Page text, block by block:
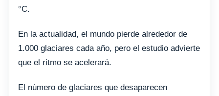
°C.
En la actualidad, el mundo pierde alrededor de
1.000 glaciares cada año, pero el estudio advierte
que el ritmo se acelerará.
El número de glaciares que desaparecen